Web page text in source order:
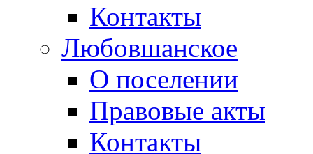
Контакты
Любовшанское
О поселении
Правовые акты
Контакты